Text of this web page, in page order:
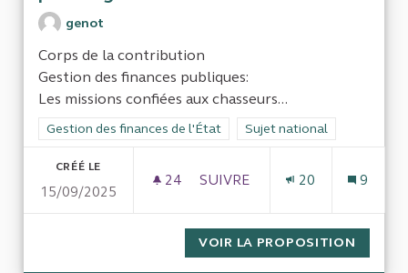
genot
Corps de la contribution
Gestion des finances publiques:
Les missions confiées aux chasseurs...
Filtrer les résultats de la catégorie : Gestion des finances de
Gestion des finances de l'État Filtrer les résultats pour le
Sujet national
CRÉÉ LE
15/09/2025
24 24 ABONNÉS
SUIVRE
20 9
VOIR LA PROPOSITION